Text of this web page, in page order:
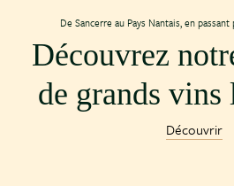
De Sancerre au Pays Nantais, en
Découvrez
de grands vins
Découvrir